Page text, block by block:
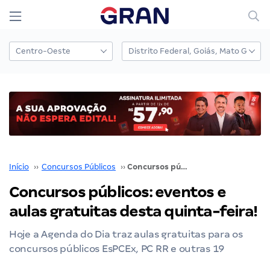
Início ›› Concursos Públicos ›› Concursos públicos: eventos e aulas gratuitas desta quinta-feira!
Concursos públicos: eventos e
aulas gratuitas desta quinta-feira!
Hoje a Agenda do Dia traz aulas gratuitas para os
concursos públicos EsPCEx, PC RR e outras 19